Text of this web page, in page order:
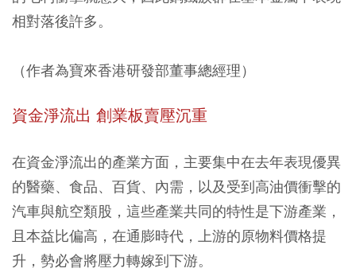
相對落後許多。
（作者為寶來香港研發部董事總經理）
資金淨流出 創業板賣壓沉重
在資金淨流出的產業方面，主要集中在去年表現優異
的醫藥、食品、百貨、內需，以及受到高油價衝擊的
汽車與航空類股，這些產業共同的特性是下游產業，
且本益比偏高，在通膨時代，上游的原物料價格提
升，勢必會將壓力轉嫁到下游。